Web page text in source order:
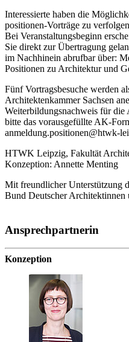
Interessierte haben die
positionen-Vorträge zu
Bei Veranstaltungsbeginn
Sie direkt zur Übertragung
im Nachhinein abrufbar über:
Positionen zu Architektur und
Fünf Vortragsbesuche werden
Architektenkammer Sachsen
Weiterbildungsnachweis für die
bitte das vorausgefüllte AK-
anmeldung.positionen@htwk-
HTWK Leipzig, Fakultät
Konzeption: Annette Menting
Mit freundlicher Unterstützung
Bund Deutscher
Ansprechpartnerin
Konzeption